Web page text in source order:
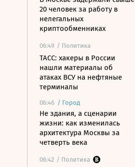
20 человек за работу в
нелегальных
криптообменниках
06:49 / Политика
ТАСС: хакеры в России
нашли материалы об
атаках ВСУ на нефтяные
терминалы
06:46 / Город
Не здания, а сценарии
жизни: как изменилась
архитектура Москвы за
четверть века
06:42 / Политика